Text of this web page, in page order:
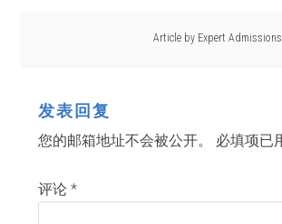
Article by Expert Admissions
发表回复
您的邮箱地址不会被公开。 必填项已
评论*